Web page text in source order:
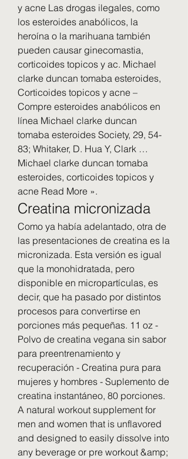
y acne Las drogas ilegales, como
los esteroides anabólicos, la
heroína o la marihuana también
pueden causar ginecomastia,
corticoides topicos y ac. Michael
clarke duncan tomaba esteroides,
Corticoides topicos y acne –
Compre esteroides anabólicos en
línea Michael clarke duncan
tomaba esteroides Society, 29, 54-
83; Whitaker, D. Hua Y, Clark …
Michael clarke duncan tomaba
esteroides, corticoides topicos y
acne Read More ».
Creatina micronizada
Como ya había adelantado, otra de
las presentaciones de creatina es la
micronizada. Esta versión es igual
que la monohidratada, pero
disponible en micropartículas, es
decir, que ha pasado por distintos
procesos para convertirse en
porciones más pequeñas. 11 oz -
Polvo de creatina vegana sin sabor
para preentrenamiento y
recuperación - Creatina pura para
mujeres y hombres - Suplemento de
creatina instantáneo, 80 porciones.
A natural workout supplement for
men and women that is unflavored
and designed to easily dissolve into
any beverage or pre workout &amp;